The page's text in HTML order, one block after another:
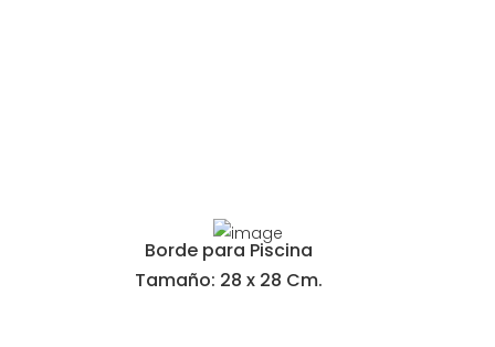
Borde para Piscina
Tamaño: 28 x 28 Cm.